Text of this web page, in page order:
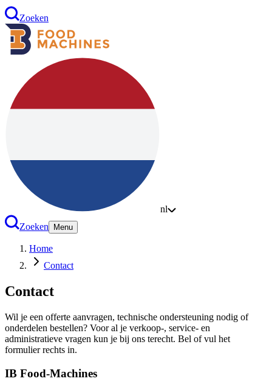
Zoeken
nl
Zoeken
Menu
Home
Contact
Contact
Wil je een offerte aanvragen, technische ondersteuning nodig of
onderdelen bestellen? Voor al je verkoop-, service- en
administratieve vragen kun je bij ons terecht. Bel of vul het
formulier rechts in.
IB Food-Machines